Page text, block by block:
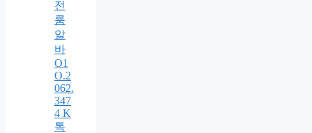
전
룸
알
바
O1
O.2
062.
347
4 K
톡